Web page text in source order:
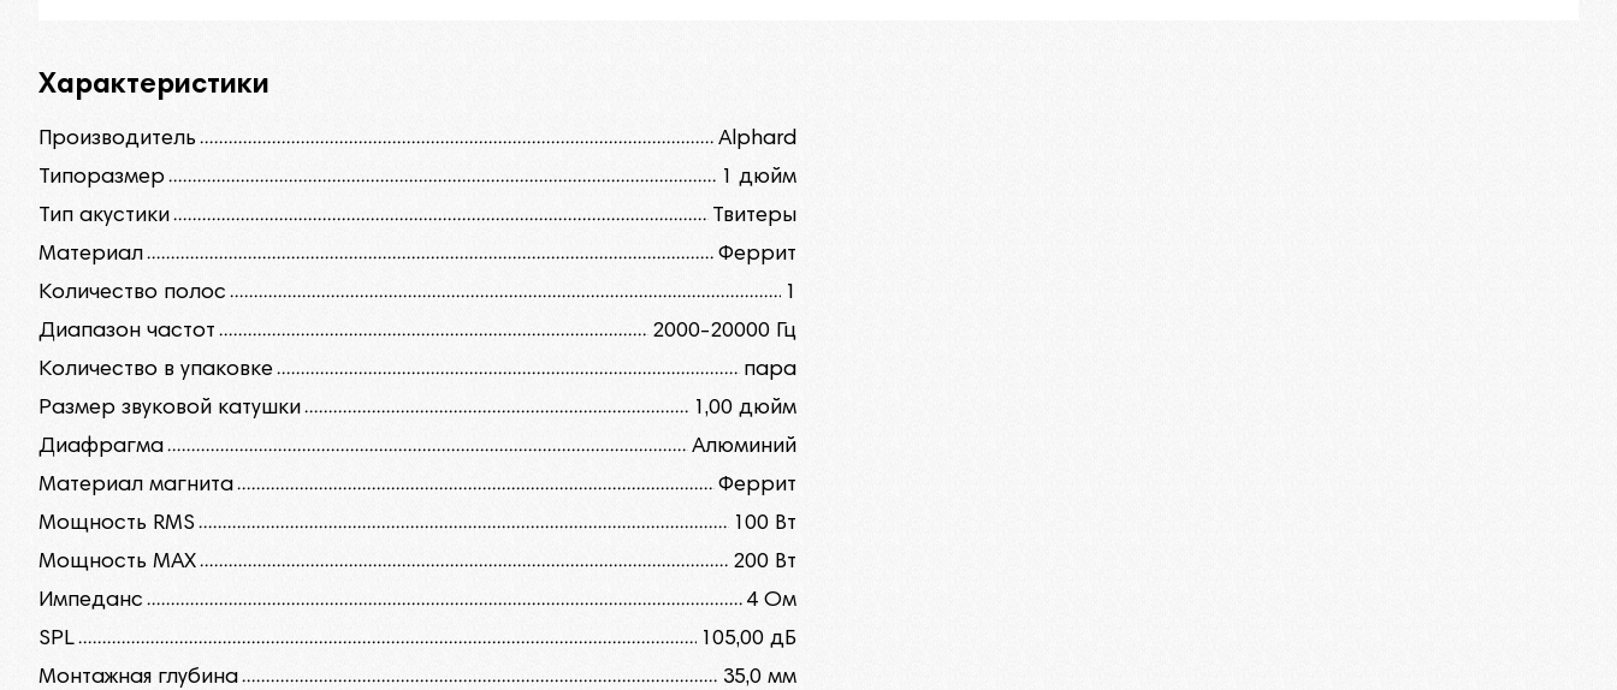
Характеристики
Производитель
Alphard
Типоразмер
1 дюйм
Тип акустики
Твитеры
Материал
Феррит
Количество полос
1
Диапазон частот
2000-20000 Гц
Количество в упаковке
пара
Размер звуковой катушки
1,00 дюйм
Диафрагма
Алюминий
Материал магнита
Феррит
Мощность RMS
100 Вт
Мощность MAX
200 Вт
Импеданс
4 Ом
SPL
105,00 дБ
Монтажная глубина
35,0 мм